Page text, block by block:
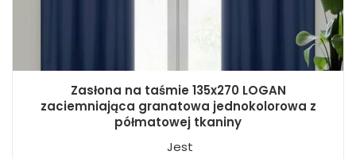
Zasłona na taśmie 135x270 LOGAN
zaciemniająca granatowa jednokolorowa z
półmatowej tkaniny
Jest